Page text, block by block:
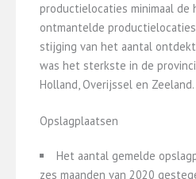
productielocaties minimaal
ontmantelde
stijging van het aantal
was het sterkste in de
Holland, Overijssel en Zeeland.
Opslagplaatsen
Het aantal gemelde
zes maanden van 2020